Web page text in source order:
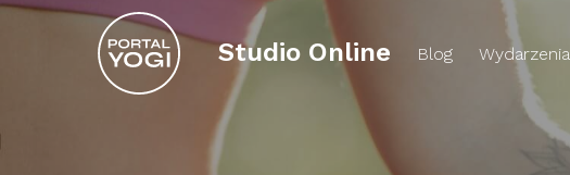
Studio Online Blog Wydarzenia